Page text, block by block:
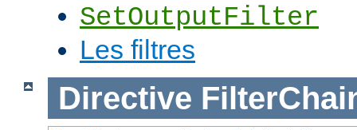
SetOutputFilter
Les filtres
Directive